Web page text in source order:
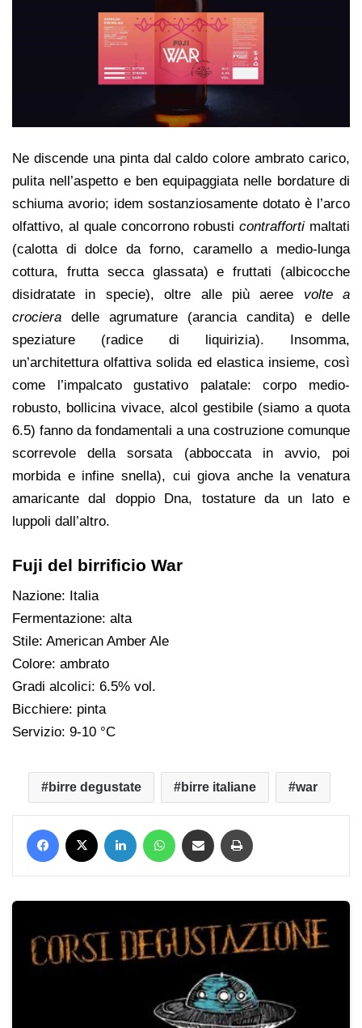
Ne discende una pinta dal caldo colore ambrato carico,
pulita nell’aspetto e ben equipaggiata nelle bordature di
schiuma avorio; idem sostanziosamente dotato è l’arco
olfattivo, al quale concorrono robusticontrafforti maltati
(calotta di dolce da forno, caramello a medio-lunga
cottura, frutta secca glassata) e fruttati (albicocche
disidratate in specie), oltre alle più aeree volte a
crociera delle agrumature (arancia candita) e delle
speziature (radice di liquirizia). Insomma,
un’architettura olfattiva solida ed elastica insieme, così
come l’impalcato gustativo palatale: corpo medio-
robusto, bollicina vivace, alcol gestibile (siamo a quota
6.5) fanno da fondamentali a una costruzione comunque
scorrevole della sorsata (abboccata in avvio, poi
morbida e infine snella), cui giova anche la venatura
amaricante dal doppio Dna, tostature da un lato e
luppoli dall’altro.
Fuji del birrificio War
Nazione: Italia
Fermentazione: alta
Stile: American Amber Ale
Colore: ambrato
Gradi alcolici: 6.5% vol.
Bicchiere: pinta
Servizio: 9-10 °C
birre degustate birre italiane war
Facebook LinkedIn WhatsApp Condividi via mail